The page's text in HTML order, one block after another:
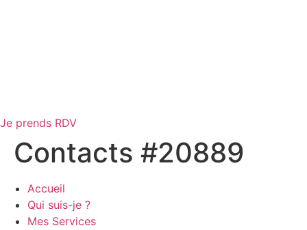
Je prends RDV
Contacts #20889
Accueil
Qui suis-je ?
Mes Services